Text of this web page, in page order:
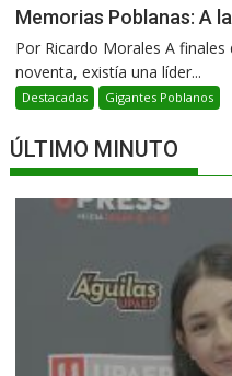
Memorias Poblanas: A
Por Ricardo Morales A
noventa, existía una líder...
Destacadas Gigantes Poblanos
ÚLTIMO MINUTO